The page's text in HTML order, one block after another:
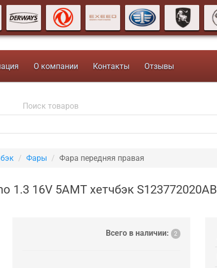
О компании Контакты Отзывы
Фары Фара передняя правая
1.3 16V 5AMT хетчбэк S123772020AB
Всего в наличии: 2